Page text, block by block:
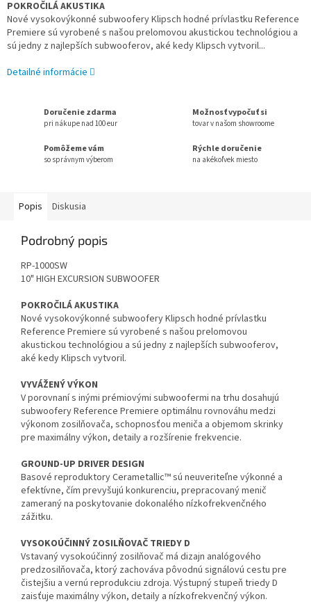
POKROČILÁ AKUSTIKA
Nové vysokovýkonné subwoofery Klipsch hodné prívlastku Reference
Premiere sú vyrobené s našou prelomovou akustickou technológiou a
sú jedny z najlepších subwooferov, aké kedy Klipsch vytvoril...
Detailné informácie
Doručenie zdarma
pri nákupe nad 100 eur
Možnosť vypočuť si
tovar v našom showroome
Pomôžeme vám
so správnym výberom
Rýchle doručenie
na akékoľvek miesto
Popis Diskusia
Podrobný popis
RP-1000SW
10" HIGH EXCURSION SUBWOOFER
POKROČILÁ AKUSTIKA
Nové vysokovýkonné subwoofery Klipsch hodné prívlastku
Reference Premiere sú vyrobené s našou prelomovou
akustickou technológiou a sú jedny z najlepších subwooferov,
aké kedy Klipsch vytvoril.
VYVÁŽENÝ VÝKON
V porovnaní s inými prémiovými subwoofermi na trhu dosahujú
subwoofery Reference Premiere optimálnu rovnováhu medzi
výkonom zosilňovača, schopnosťou meniča a objemom skrinky
pre maximálny výkon, detaily a rozšírenie frekvencie.
GROUND-UP DRIVER DESIGN
Basové reproduktory Cerametallic™ sú neuveriteľne výkonné a
efektívne, čím prevyšujú konkurenciu, prepracovaný menič
zameraný na poskytovanie dokonalého nízkofrekvenčného
zážitku.
VYSOKOÚČINNÝ ZOSILŇOVAČ TRIEDY D
Vstavaný vysokoúčinný zosilňovač má dizajn analógového
predzosilňovača, ktorý zachováva pôvodnú signálovú cestu pre
čistejšiu a vernú reprodukciu zdroja. Výstupný stupeň triedy D
zaisťuje maximálny výkon, detaily a nízkofrekvenčný výkon.